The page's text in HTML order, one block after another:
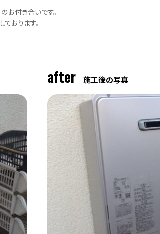
お付き合いです。
おります。
after 施工後の写真